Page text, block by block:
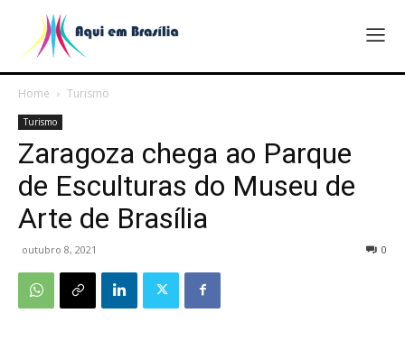
Home Turismo
Turismo
Zaragoza chega ao Parque
de Esculturas do Museu de
Arte de Brasília
outubro 8, 2021 0